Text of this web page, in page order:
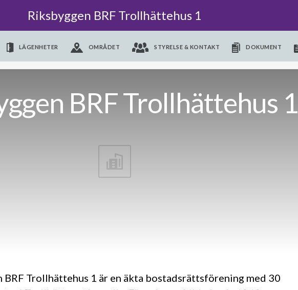
Riksbyggen BRF Trollhättehus 1
LÄGENHETER OMRÅDET STYRELSE & KONTAKT DOKUMENT
BRF Trollhättehus 1
BRF Trollhättehus 1 är en äkta bostadsrättsförening med 30